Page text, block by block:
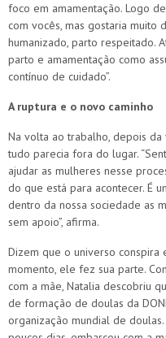
foco em amamentação. Logo
com vocês, mas gostaria muito
humanizado, parto respeitado.
parto e amamentação como
contínuo de cuidado”.
A ruptura e o novo caminho
Na volta ao trabalho, depois
tudo parecia fora do lugar.
ajudar as mulheres nesse
do que está para acontecer. É
dentro da nossa sociedade as
sem apoio”, afirma.
Dizem que o universo conspira
momento, ele fez sua parte.
com a mãe, Natalia descobriu
de formação de doulas da
organização mundial de